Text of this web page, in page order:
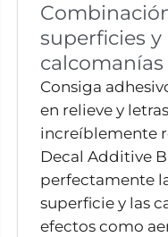
superficies
calcomanías
Consiga
en relieve y
increíblemente
Decal Additive
perfectamente
superficie y las
efectos como